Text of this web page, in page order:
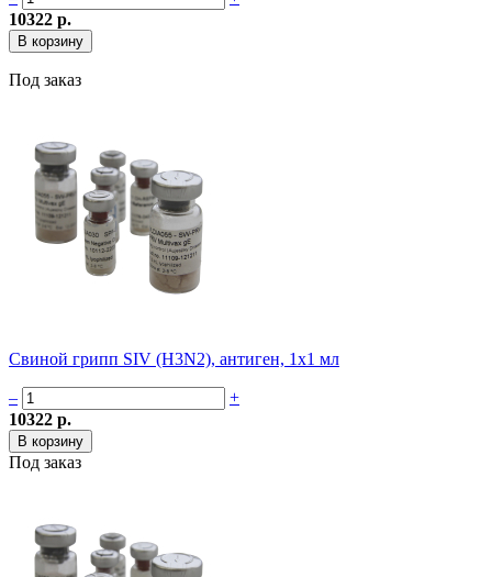
10322 р.
Под заказ
Свиной грипп SIV (H3N2), антиген, 1х1 мл
–
+
10322 р.
Под заказ